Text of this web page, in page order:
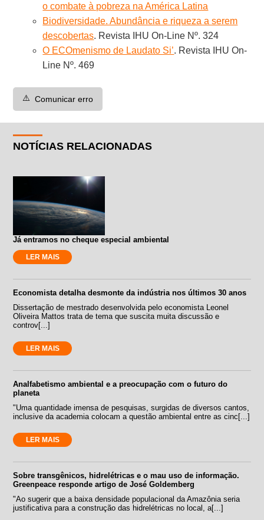
o combate à pobreza na América Latina
Biodiversidade. Abundância e riqueza a serem
descobertas. Revista IHU On-Line Nº. 324
O ECOmenismo de Laudato Si’. Revista IHU On-
Line Nº. 469
⚠️ Comunicar erro
NOTÍCIAS RELACIONADAS
Já entramos no cheque especial ambiental
LER MAIS
Economista detalha desmonte da indústria nos últimos 30 anos
Dissertação de mestrado desenvolvida pelo economista Leonel
Oliveira Mattos trata de tema que suscita muita discussão e
controv[...]
LER MAIS
Analfabetismo ambiental e a preocupação com o futuro do
planeta
"Uma quantidade imensa de pesquisas, surgidas de diversos cantos,
inclusive da academia colocam a questão ambiental entre as cinc[...]
LER MAIS
Sobre transgênicos, hidrelétricas e o mau uso de informação.
Greenpeace responde artigo de José Goldemberg
"Ao sugerir que a baixa densidade populacional da Amazônia seria
justificativa para a construção das hidrelétricas no local, a[...]